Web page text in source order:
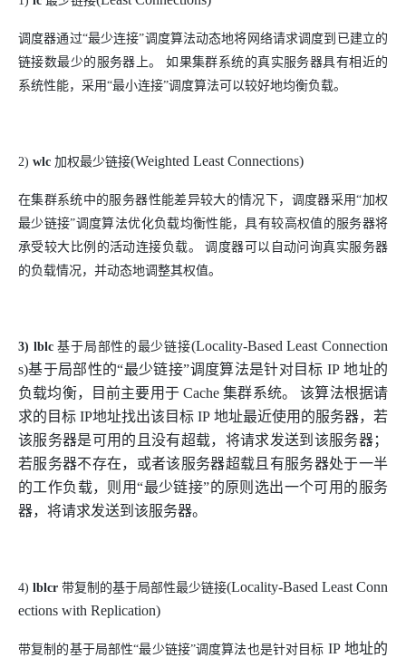
调度器通过“最少连接”调度算法动态地将网络请求调度到已建立的
链接数最少的服务器上。 如果集群系统的真实服务器具有相近的
系统性能，采用“最小连接”调度算法可以较好地均衡负载。
2) wlc 加权最少链接(Weighted Least Connections)
在集群系统中的服务器性能差异较大的情况下，调度器采用“加权
最少链接”调度算法优化负载均衡性能，具有较高权值的服务器将
承受较大比例的活动连接负载。 调度器可以自动问询真实服务器
的负载情况，并动态地调整其权值。
3) lblc基于局部性的最少链接(Locality-Based Least Connection
s)基于局部性的“最少链接”调度算法是针对目标 IP地址的
负载均衡，目前主要用于 Cache集群系统。 该算法根据请
求的目标 IP地址找出该目标 IP 地址最近使用的服务器，若
该服务器是可用的且没有超载，将请求发送到该服务器；
若服务器不存在，或者该服务器超载且有服务器处于一半
的工作负载，则用“最少链接”的原则选出一个可用的服务
器，将请求发送到该服务器。
4) lblcr 带复制的基于局部性最少链接(Locality-Based Least Conn
ections with Replication)
带复制的基于局部性“最少链接”调度算法也是针对目标 IP 地址的